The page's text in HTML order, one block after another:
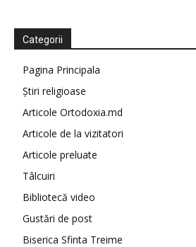
Categorii
Pagina Principala
Știri religioase
Articole Ortodoxia.md
Articole de la vizitatori
Articole preluate
Tâlcuiri
Bibliotecă video
Gustări de post
Biserica Sfinta Treime